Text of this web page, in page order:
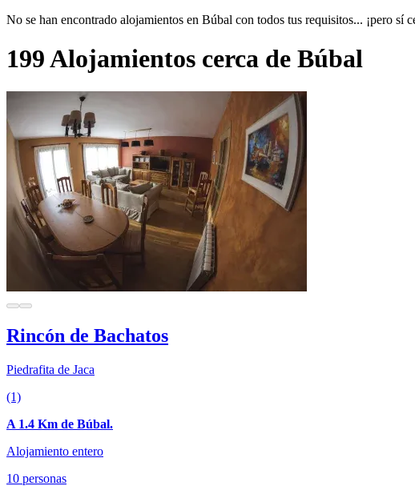
No se han encontrado alojamientos en Búbal con todos tus requisitos... ¡pero sí
199 Alojamientos cerca de Búbal
Rincón de Bachatos
Piedrafita de Jaca
(1)
A 1.4 Km de Búbal.
Alojamiento entero
10 personas